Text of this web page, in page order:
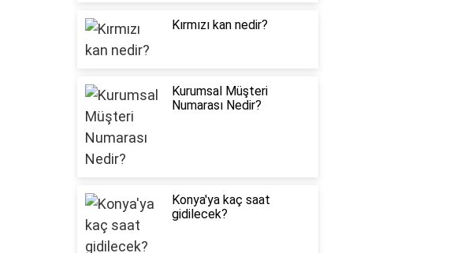
Kırmızı kan nedir?
Kurumsal Müşteri
Numarası Nedir?
Konya'ya kaç saat
gidilecek?